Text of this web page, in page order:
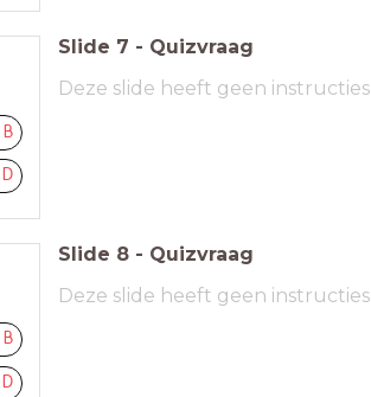
B
D
Slide 7 - Quizvraag
Deze slide heeft geen instructies
B
D
Slide 8 - Quizvraag
Deze slide heeft geen instructies